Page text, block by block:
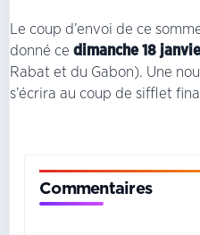
Le coup d’envoi de ce
donné ce dimanche 18
Rabat et du Gabon). Une
s’écrira au coup de sifflet
Commentaires